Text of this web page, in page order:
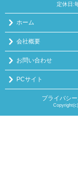
定休日:
ホーム
会社概要
お問い合わせ
PCサイト
プライバシ